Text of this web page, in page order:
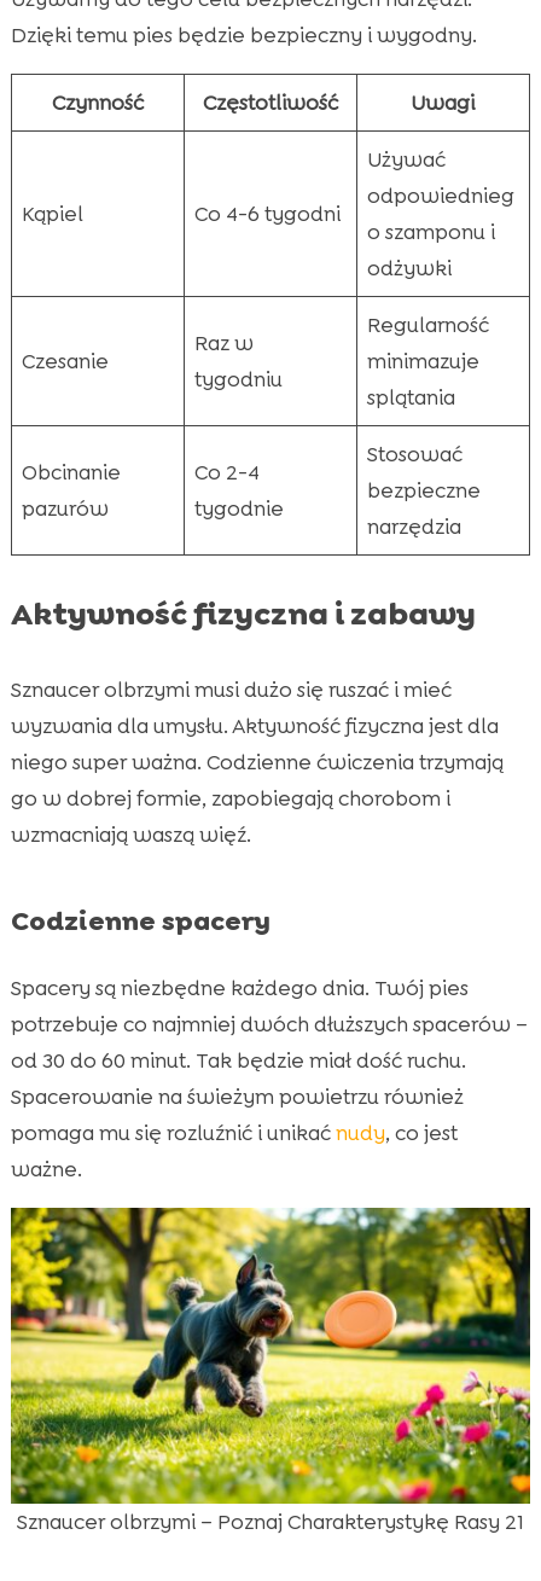
Dzięki temu pies będzie bezpieczny i wygodny.
Czynność Częstotliwość Uwagi
Kąpiel Co 4-6 tygodni
Używać
odpowiednieg
o szamponu i
odżywki
Czesanie
Raz w
tygodniu
Regularność
minimazuje
splątania
Obcinanie
pazurów
Co 2-4
tygodnie
Stosować
bezpieczne
narzędzia
Aktywność fizyczna i zabawy
Sznaucer olbrzymi musi dużo się ruszać i mieć
wyzwania dla umysłu. Aktywność fizyczna jest dla
niego super ważna. Codzienne ćwiczenia trzymają
go w dobrej formie, zapobiegają chorobom i
wzmacniają waszą więź.
Codzienne spacery
Spacery są niezbędne każdego dnia. Twój pies
potrzebuje co najmniej dwóch dłuższych spacerów –
od 30 do 60 minut. Tak będzie miał dość ruchu.
Spacerowanie na świeżym powietrzu również
pomaga mu się rozluźnić i unikaćnudy, co jest
ważne.
Sznaucer olbrzymi – Poznaj Charakterystykę Rasy 21